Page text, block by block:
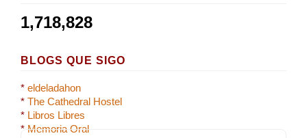
1,718,828
BLOGS QUE SIGO
* eldeladahon
* The Cathedral Hostel
* Libros Libres
* Memoria Oral